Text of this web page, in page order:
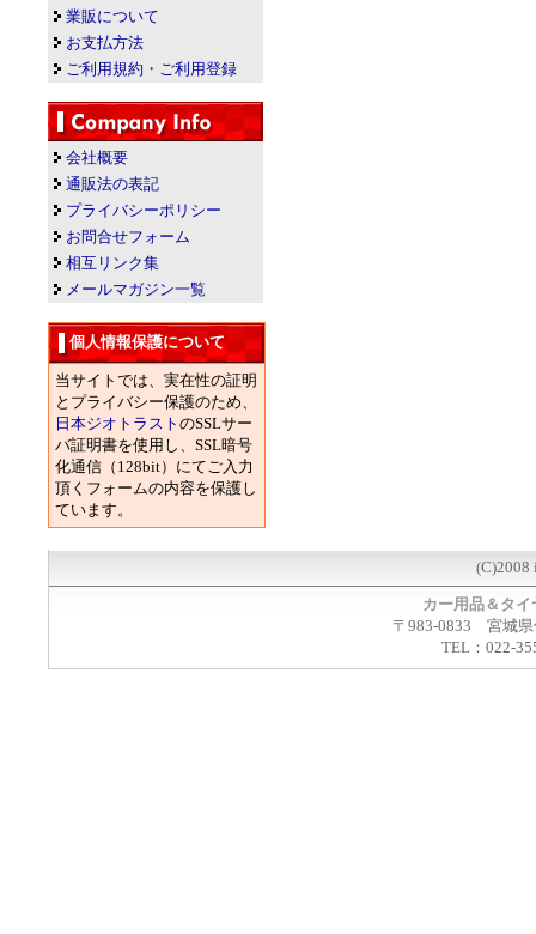
業販について
お支払方法
ご利用規約・ご利用登録
会社概要
通販法の表記
プライバシーポリシー
お問合せフォーム
相互リンク集
メールマガジン一覧
個人情報保護について
当サイトでは、実在性の証明
とプライバシー保護のため、
日本ジオトラスト のSSLサー
バ証明書を使用し、SSL暗号
化通信（128bit）にてご入力
頂くフォームの内容を保護し
ています。
(C)2008
カー用品＆タ
〒983-0833 宮城県
TEL：022-